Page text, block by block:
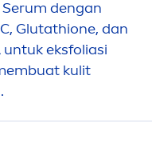
dengan
C, Glutathione, dan
untuk eksfoliasi
kulit